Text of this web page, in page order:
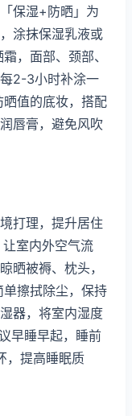
保湿+防晒」为
涂抹保湿乳液或
，面部、颈部、
2-3小时补涂一
值的底妆，搭配
唇膏，避免风吹
打理，提升居住
室内外空气流
晒被褥、枕头，
擦拭除尘，保持
器，将室内湿度
早睡早起，睡前
，提高睡眠质